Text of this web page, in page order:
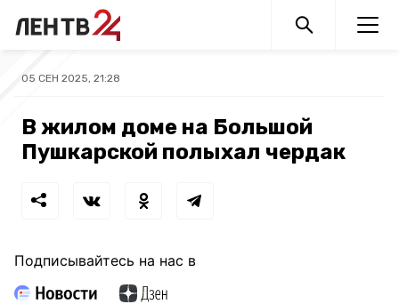
05 СЕН 2025, 21:28
В жилом доме на Большой
Пушкарской полыхал чердак
Подписывайтесь на нас в